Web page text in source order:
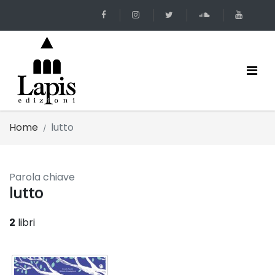
Home lutto
Parola chiave
lutto
2 libri